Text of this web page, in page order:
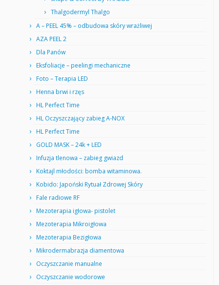
Thalgodermyl Thalgo
A – PEEL 45% – odbudowa skóry wrażliwej
AZA PEEL 2
Dla Panów
Eksfoliacje – peelingi mechaniczne
Foto – Terapia LED
Henna brwi i rzęs
HL Perfect Time
HL Oczyszczający zabieg A-NOX
HL Perfect Time
GOLD MASK – 24k + LED
Infuzja tlenowa – zabieg gwiazd
Koktajl młodości: bomba witaminowa.
Kobido: Japoński Rytuał Zdrowej Skóry
Fale radiowe RF
Mezoterapia igłowa- pistolet
Mezoterapia Mikroigłowa
Mezoterapia Bezigłowa
Mikrodermabrazja diamentowa
Oczyszczanie manualne
Oczyszczanie wodorowe